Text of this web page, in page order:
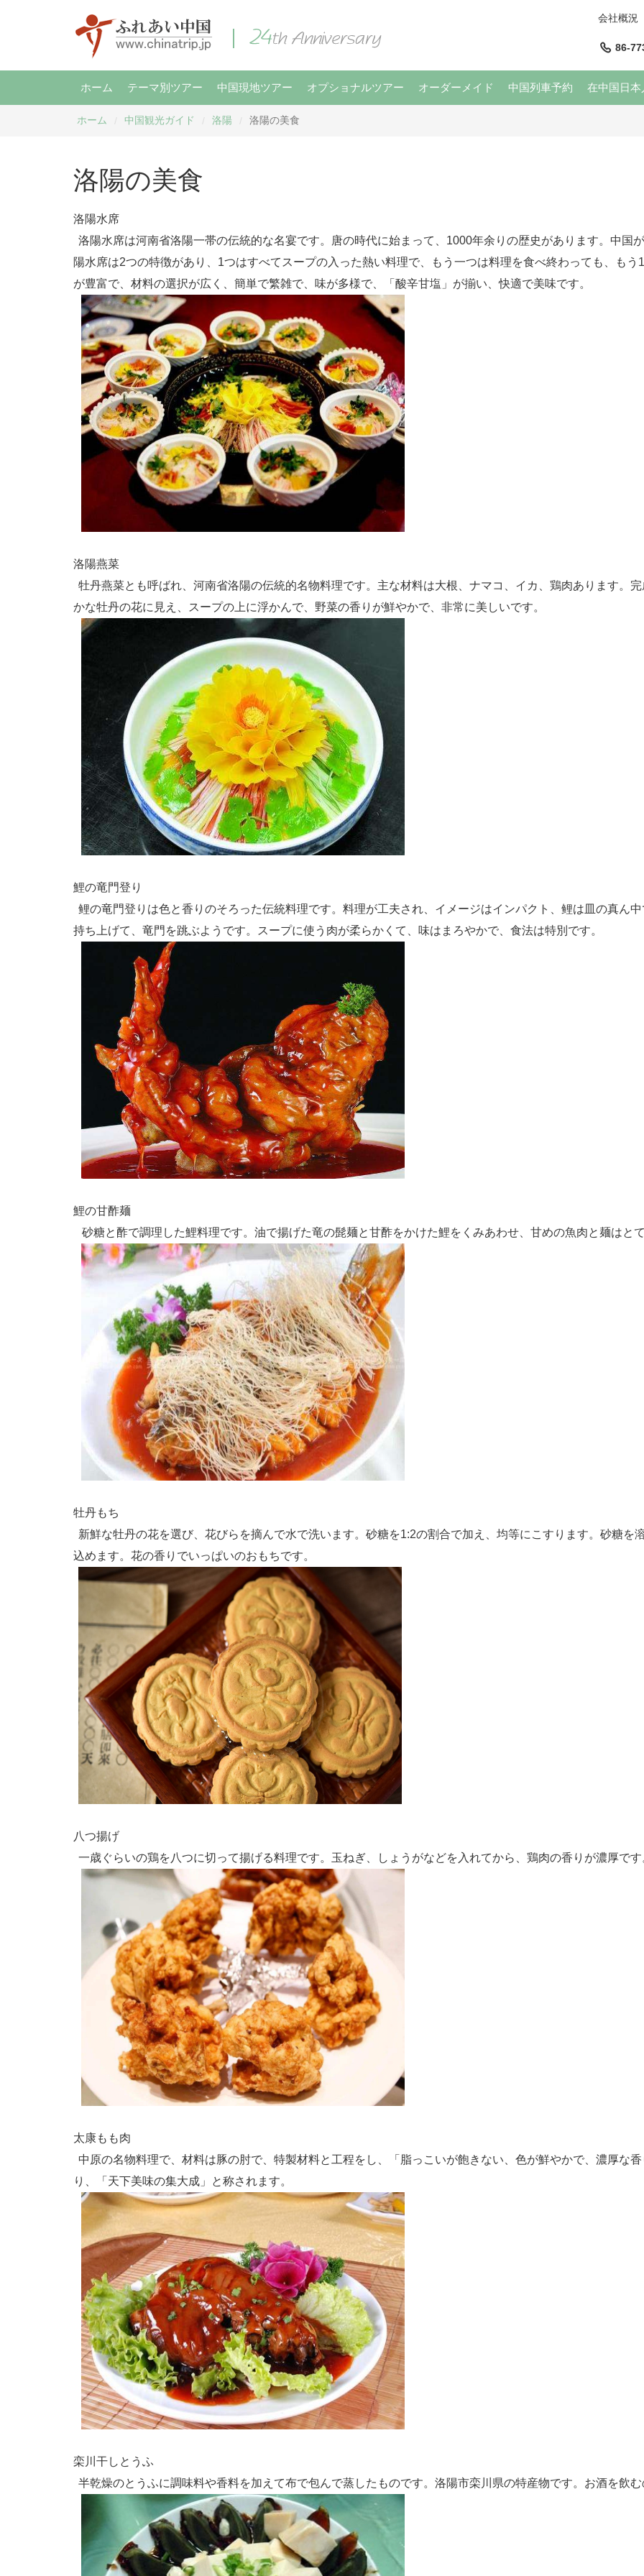
会社概況
86-
ホーム テーマ別ツアー 中国現地ツアー オプショナルツアー オーダーメイド 中国列車予約 在中国日本
ホーム 中国観光ガイド 洛陽 洛陽の美食
洛陽の美食
洛陽水席
洛陽水席は河南省洛陽一帯の伝統的な名宴です。唐の時代に始まって、1000年余りの歴史があります。中国
陽水席は2つの特徴があり、1つはすべてスープの入った熱い料理で、もう一つは料理を食べ終わっても、も
が豊富で、材料の選択が広く、簡単で繁雑で、味が多様で、「酸辛甘塩」が揃い、快適で美味です。
洛陽燕菜
牡丹燕菜とも呼ばれ、河南省洛陽の伝統的名物料理です。主な材料は大根、ナマコ、イカ、鶏肉あります。
かな牡丹の花に見え、スープの上に浮かんで、野菜の香りが鮮やかで、非常に美しいです。
鯉の竜門登り
鲤の竜門登りは色と香りのそろった伝統料理です。料理が工夫され、イメージはインパクト、鲤は皿の真ん
持ち上げて、竜門を跳ぶようです。スープに使う肉が柔らかくて、味はまろやかで、食法は特別です。
鯉の甘酢麺
砂糖と酢で調理した鯉料理です。油で揚げた竜の髭麺と甘酢をかけた鯉をくみあわせ、甘めの魚肉と麺はと
牡丹もち
新鮮な牡丹の花を選び、花びらを摘んで水で洗います。砂糖を1:2の割合で加え、均等にこすります。砂糖を
込めます。花の香りでいっぱいのおもちです。
八つ揚げ
一歳ぐらいの鶏を八つに切って揚げる料理です。玉ねぎ、しょうがなどを入れてから、鶏肉の香りが濃厚です
太康もも肉
中原の名物料理で、材料は豚の肘で、特製材料と工程をし、「脂っこいが飽きない、色が鮮やかで、濃厚な
り、「天下美味の集大成」と称されます。
栾川干しとうふ
半乾燥のとうふに調味料や香料を加えて布で包んで蒸したものです。洛陽市栾川県の特産物です。お酒を飲む